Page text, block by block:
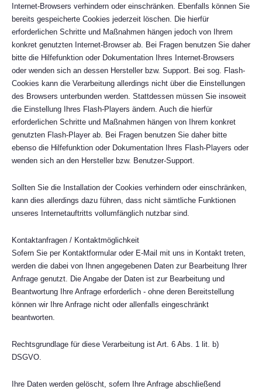
Internet-Browsers verhindern oder einschränken. Ebenfalls können Sie
bereits gespeicherte Cookies jederzeit löschen. Die hierfür
erforderlichen Schritte und Maßnahmen hängen jedoch von Ihrem
konkret genutzten Internet-Browser ab. Bei Fragen benutzen Sie daher
bitte die Hilfefunktion oder Dokumentation Ihres Internet-Browsers
oder wenden sich an dessen Hersteller bzw. Support. Bei sog. Flash-
Cookies kann die Verarbeitung allerdings nicht über die Einstellungen
des Browsers unterbunden werden. Stattdessen müssen Sie insoweit
die Einstellung Ihres Flash-Players ändern. Auch die hierfür
erforderlichen Schritte und Maßnahmen hängen von Ihrem konkret
genutzten Flash-Player ab. Bei Fragen benutzen Sie daher bitte
ebenso die Hilfefunktion oder Dokumentation Ihres Flash-Players oder
wenden sich an den Hersteller bzw. Benutzer-Support.
Sollten Sie die Installation der Cookies verhindern oder einschränken,
kann dies allerdings dazu führen, dass nicht sämtliche Funktionen
unseres Internetauftritts vollumfänglich nutzbar sind.
Kontaktanfragen / Kontaktmöglichkeit
Sofern Sie per Kontaktformular oder E-Mail mit uns in Kontakt treten,
werden die dabei von Ihnen angegebenen Daten zur Bearbeitung Ihrer
Anfrage genutzt. Die Angabe der Daten ist zur Bearbeitung und
Beantwortung Ihre Anfrage erforderlich - ohne deren Bereitstellung
können wir Ihre Anfrage nicht oder allenfalls eingeschränkt
beantworten.
Rechtsgrundlage für diese Verarbeitung ist Art. 6 Abs. 1 lit. b)
DSGVO.
Ihre Daten werden gelöscht, sofern Ihre Anfrage abschließend